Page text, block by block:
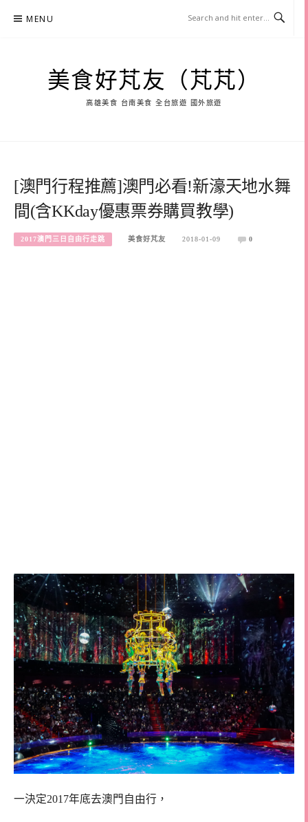
MENU
美食好芃友（芃芃）
高雄美食 台南美食 全台旅遊 國外旅遊
[澳門行程推薦]澳門必看!新濠天地水舞
間(含KKday優惠票券購買教學)
2017澳門三日自由行走跳 美食好芃友 2018-01-09 0
一決定2017年底去澳門自由行，